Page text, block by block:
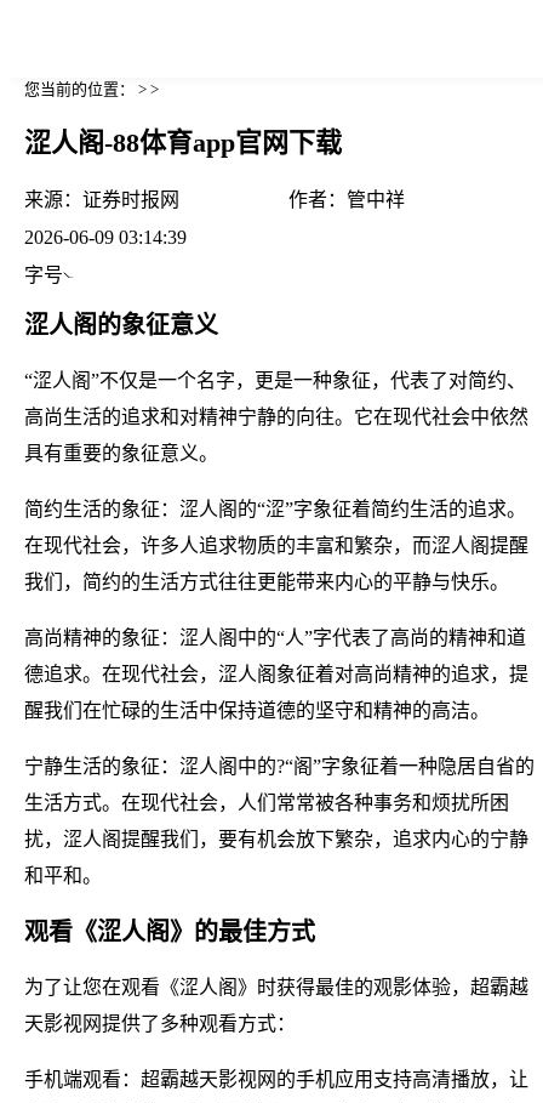
您当前的位置： > >
涩人阁-88体育app官网下载
来源： 证券时报网 作者： 管中祥
2026-06-09 03:14:39
字号
涩人阁的象征意义
“涩人阁”不仅是一个名字，更是一种象征，代表了对简约、
高尚生活的追求和对精神宁静的向往。它在现代社会中依然
具有重要的象征意义。
简约生活的象征：涩人阁的“涩”字象征着简约生活的追求。
在现代社会，许多人追求物质的丰富和繁杂，而涩人阁提醒
我们，简约的生活方式往往更能带来内心的平静与快乐。
高尚精神的象征：涩人阁中的“人”字代表了高尚的精神和道
德追求。在现代社会，涩人阁象征着对高尚精神的追求，提
醒我们在忙碌的生活中保持道德的坚守和精神的高洁。
宁静生活的象征：涩人阁中的?“阁”字象征着一种隐居自省的
生活方式。在现代社会，人们常常被各种事务和烦扰所困
扰，涩人阁提醒我们，要有机会放下繁杂，追求内心的宁静
和平和。
观看《涩人阁》的最佳方式
为了让您在观看《涩人阁》时获得最佳的观影体验，超霸越
天影视网提供了多种观看方式：
手机端观看：超霸越天影视网的手机应用支持高清播放，让